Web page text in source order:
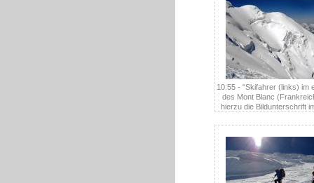
10:55 - "Skifahrer (links) im
des Mont Blanc
hierzu die Bildunterschrift